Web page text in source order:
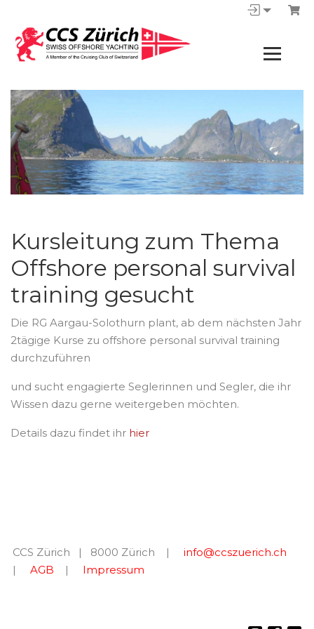
Kursleitung zum Thema
Offshore personal survival
training gesucht
Die RG Aargau-Solothurn plant, ab dem nächsten Jahr
2tägige Kurse zu offshore personal survival training
durchzuführen
und sucht engagierte Seglerinnen und Segler, die ihr
Wissen dazu gerne weitergeben möchten.
Details dazu findet ihr hier
CCS Zürich | 8000 Zürich |info@ccszuerich.ch
|AGB | Impressum